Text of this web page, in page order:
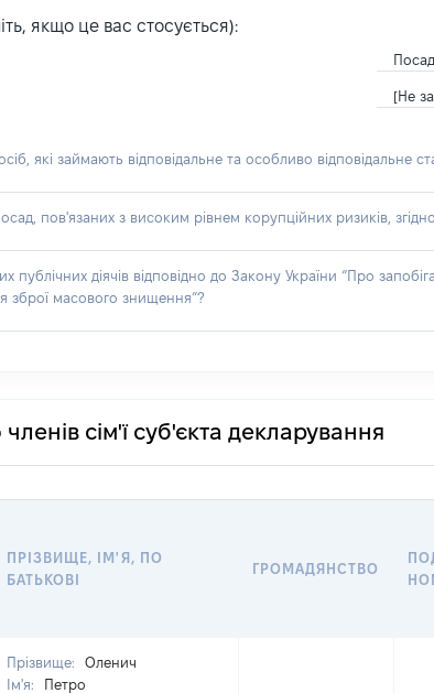
якщо це вас стосується):
[Не
які займають відповідальне та особливо відповідальне
пов'язаних з високим рівнем корупційних ризиків,
публічних діячів відповідно до Закону України “Про
зброї масового знищення”?
сім'ї суб'єкта декларування
ПРІЗВИЩЕ, ІМ'Я, ПО
БАТЬКОВІ
ГРОМАДЯНСТВО
Прізвище:
Оленич
Ім'я:
Петро